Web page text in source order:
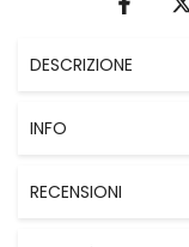
DESCRIZIONE
INFO
RECENSIONI